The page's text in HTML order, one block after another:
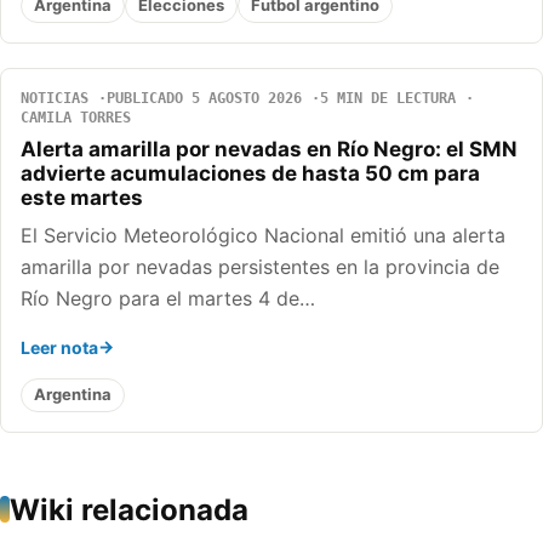
Argentina Elecciones Futbol argentino
NOTICIAS PUBLICADO 5 AGOSTO 2026
5 MIN DE LECTURA
CAMILA TORRES
Alerta amarilla por nevadas en Río Negro: el SMN
advierte acumulaciones de hasta 50 cm para
este martes
El Servicio Meteorológico Nacional emitió una alerta
amarilla por nevadas persistentes en la provincia de
Río Negro para el martes 4 de…
Leer nota
Argentina
Wiki relacionada